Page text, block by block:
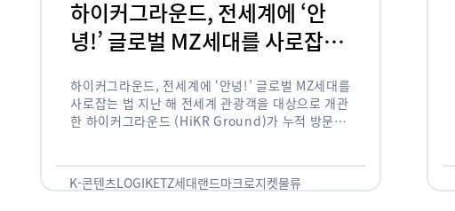
하이커그라운드, 전세계에 ‘안
녕!’ 글로벌 MZ세대를 사로잡는
하이커그라운드, 전세계에 ‘안녕!’ 글로벌 MZ세대를
사로잡는 법 지난 해 전세계 관광객을 대상으로 개관
한 하이커그라운드 (HiKR Ground)가 누적 방문객
방문객이 100만명을 …
K-콘텐츠LOGIKETZ세대랜드마크로지켓물류